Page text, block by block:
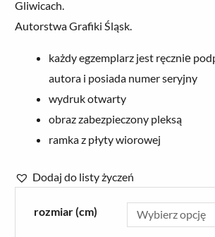
78.00 zł
250.00 zł
Gliwicach.
Autorstwa Grafiki Śląsk.
każdy egzemplarz jest ręczniе
autora i posiada numer seryjny
wydruk otwarty
obraz zabezpieczony pleksą
ramka z płyty wiorowej
Dodaj do listy życzeń
rozmiar (cm)
Grafika